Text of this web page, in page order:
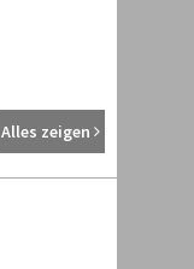
Alles zeigen